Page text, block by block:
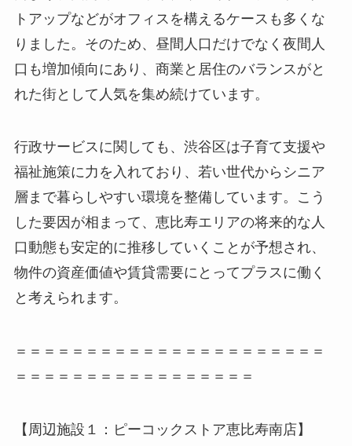
トアップなどがオフィスを構えるケースも多くな
りました。そのため、昼間人口だけでなく夜間人
口も増加傾向にあり、商業と居住のバランスがと
れた街として人気を集め続けています。
行政サービスに関しても、渋谷区は子育て支援や
福祉施策に力を入れており、若い世代からシニア
層まで暮らしやすい環境を整備しています。こう
した要因が相まって、恵比寿エリアの将来的な人
口動態も安定的に推移していくことが予想され、
物件の資産価値や賃貸需要にとってプラスに働く
と考えられます。
＝＝＝＝＝＝＝＝＝＝＝＝＝＝＝＝＝＝＝＝＝＝
＝＝＝＝＝＝＝＝＝＝＝＝＝＝＝＝＝
【周辺施設１：ピーコックストア恵比寿南店】